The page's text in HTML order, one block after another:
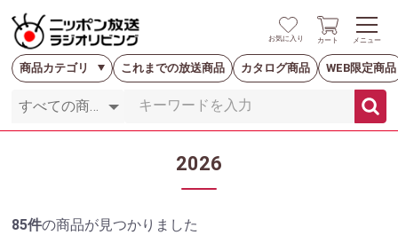
お気に入り カート メニュー
商品カテゴリ これまでの放送商品 カタログ商品 WEB限定商品
2026
85件の商品が見つかりました